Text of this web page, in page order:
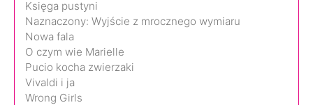
Księga pustyni
Naznaczony: Wyjście z mrocznego wymiaru
Nowa fala
O czym wie Marielle
Pucio kocha zwierzaki
Vivaldi i ja
Wrong Girls